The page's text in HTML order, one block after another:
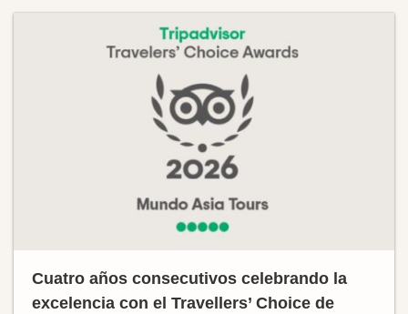
Cuatro años consecutivos celebrando la
excelencia con el Travellers’ Choice de